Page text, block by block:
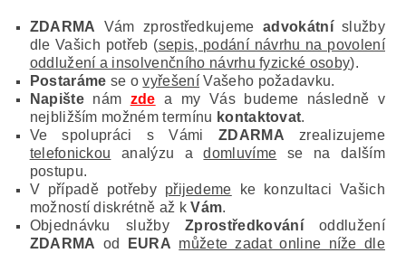
ZDARMA Vám zprostředkujeme advokátníslužby
dle Vašich potřeb (sepis, podání návrhu na povolení
oddlužení a insolvenčního návrhu fyzické osoby).
Postaráme se ovyřešeníVašeho požadavku.
Napištenám zde a my Vás budeme následně v
nejbližším možném termínu kontaktovat.
Ve spolupráci s Vámi ZDARMA zrealizujeme
telefonickou analýzu adomluvíme se na dalším
postupu.
V případě potřeby přijedeme ke konzultaci Vašich
možností diskrétně až kVám.
Objednávku služby
Zprostředkováníoddlužení
ZDARMA od EURA můžete zadat online níže dle